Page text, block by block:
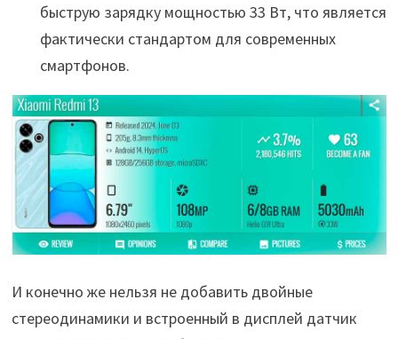
быструю зарядку мощностью 33 Вт, что является
фактически стандартом для современных
смартфонов.
И конечно же нельзя не добавить двойные
стереодинамики и встроенный в дисплей датчик